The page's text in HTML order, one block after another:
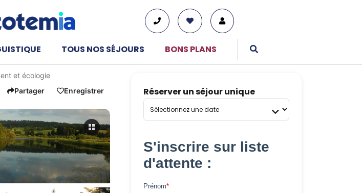
TOUS NOS SÉJOURS BONS PLANS
Du lundi au vendredi : 9h30-13h et 14h-19h
Le samedi : 10h-17h
et écologie
Partager Enregistrer Réserver un séjour unique